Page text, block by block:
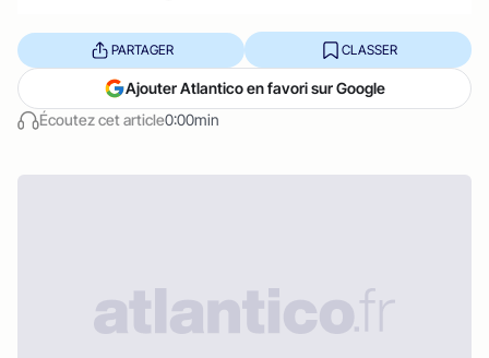
Écoutez cet article0:00min
PARTAGER CLASSER
Ajouter Atlantico en favori sur Google